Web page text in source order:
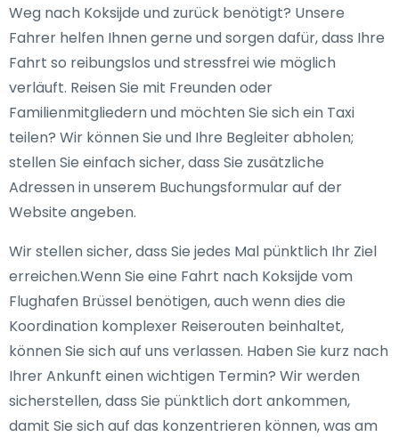
Weg nach Koksijde und zurück benötigt? Unsere
Fahrer helfen Ihnen gerne und sorgen dafür, dass Ihre
Fahrt so reibungslos und stressfrei wie möglich
verläuft. Reisen Sie mit Freunden oder
Familienmitgliedern und möchten Sie sich ein Taxi
teilen? Wir können Sie und Ihre Begleiter abholen;
stellen Sie einfach sicher, dass Sie zusätzliche
Adressen in unserem Buchungsformular auf der
Website angeben.
Wir stellen sicher, dass Sie jedes Mal pünktlich Ihr Ziel
erreichen.Wenn Sie eine Fahrt nach Koksijde vom
Flughafen Brüssel benötigen, auch wenn dies die
Koordination komplexer Reiserouten beinhaltet,
können Sie sich auf uns verlassen. Haben Sie kurz nach
Ihrer Ankunft einen wichtigen Termin? Wir werden
sicherstellen, dass Sie pünktlich dort ankommen,
damit Sie sich auf das konzentrieren können, was am